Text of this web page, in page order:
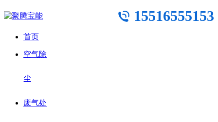
15516555153
首页
空气除
尘
废气处